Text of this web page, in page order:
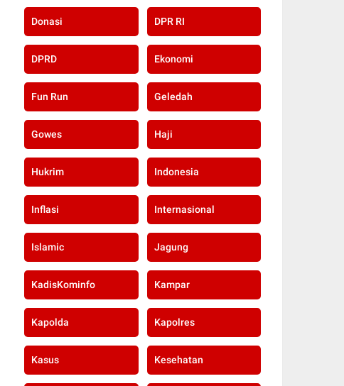
Donasi DPR RI
DPRD Ekonomi
Fun Run Geledah
Gowes Haji
Hukrim Indonesia
Inflasi Internasional
Islamic Jagung
KadisKominfo Kampar
Kapolda Kapolres
Kasus Kesehatan